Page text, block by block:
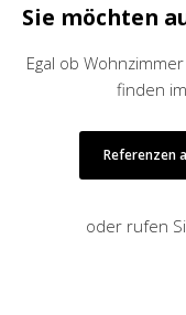
Sie möchten
Egal ob
finden
Referenzen
oder rufen